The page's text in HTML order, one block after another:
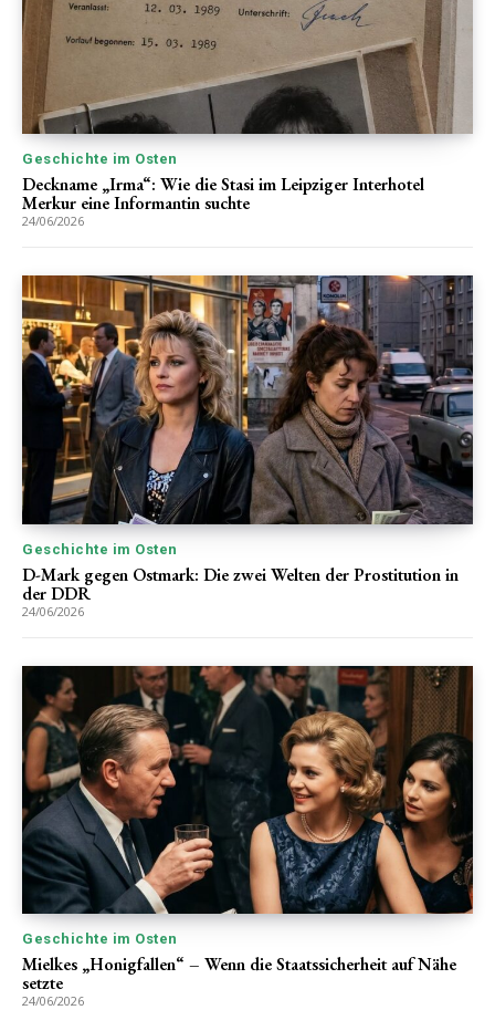
Geschichte im Osten
Deckname „Irma“: Wie die Stasi im Leipziger Interhotel
Merkur eine Informantin suchte
24/06/2026
Geschichte im Osten
D-Mark gegen Ostmark: Die zwei Welten der Prostitution in
der DDR
24/06/2026
Geschichte im Osten
Mielkes „Honigfallen“ – Wenn die Staatssicherheit auf Nähe
setzte
24/06/2026